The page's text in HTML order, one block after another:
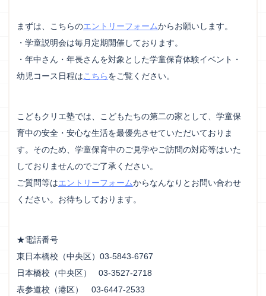
まずは、こちらのエントリーフォームからお願いします。
・学童説明会は毎月定期開催しております。
・年中さん・年長さんを対象とした学童保育体験イベント・
幼児コース日程はこちらをご覧ください。
こどもクリエ塾では、こどもたちの第二の家として、学童保
育中の安全・安心な生活を最優先させていただいておりま
す。そのため、学童保育中のご見学やご訪問の対応等はいた
しておりませんのでご了承ください。
ご質問等はエントリーフォームからなんなりとお問い合わせ
ください。お待ちしております。
★電話番号
東日本橋校（中央区）03-5843-6767
日本橋校（中央区） 03-3527-2718
表参道校（港区） 03-6447-2533